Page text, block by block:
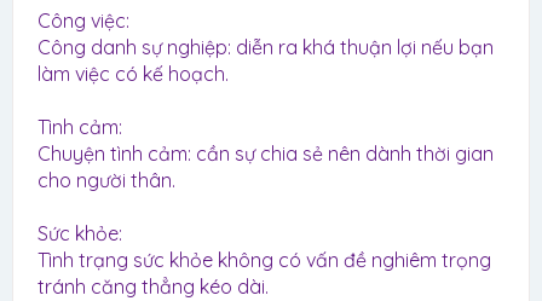
Công việc:
Công danh sự nghiệp: diễn ra khá thuận lợi nếu bạn
làm việc có kế hoạch.
Tình cảm:
Chuyện tình cảm: cần sự chia sẻ nên dành thời gian
cho người thân.
Sức khỏe:
Tình trạng sức khỏe không có vấn đề nghiêm trọng
tránh căng thẳng kéo dài.